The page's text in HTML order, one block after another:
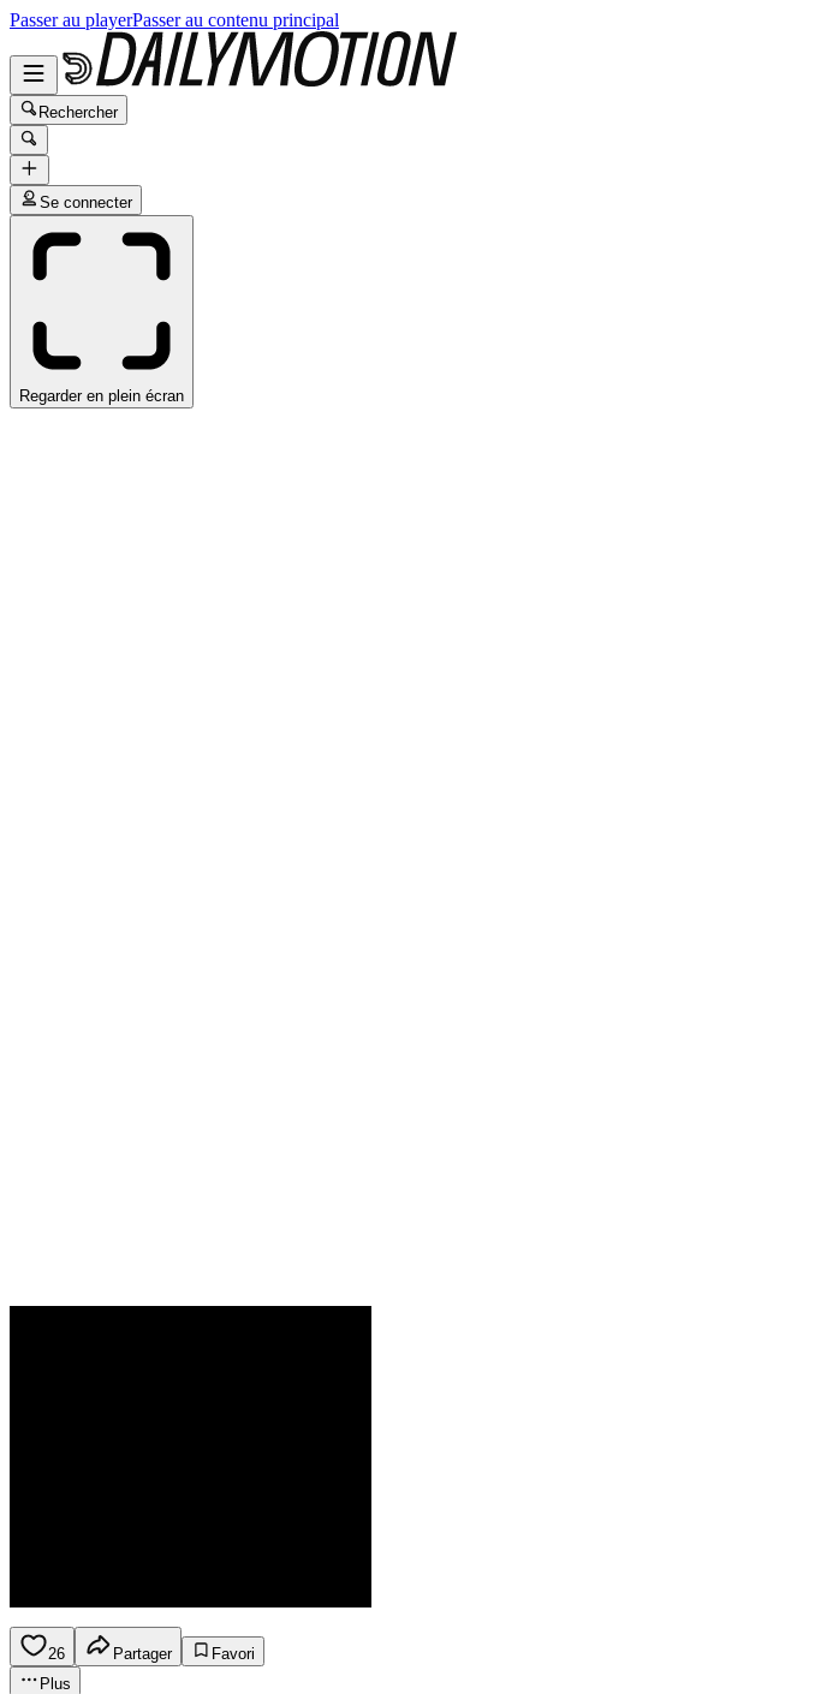
Passer au playerPasser au contenu principal
Rechercher
Se connecter
Regarder en plein écran
26 Partager
Favori
Plus